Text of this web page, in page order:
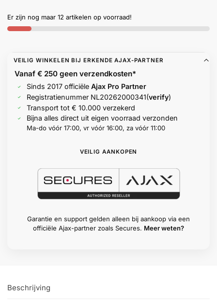
Er zijn nog maar 12 artikelen op voorraad!
VEILIG WINKELEN BIJ ERKENDE AJAX-PARTNER
Vanaf € 250 geenverzendkosten*
Sinds 2017 officiële Ajax Pro Partner
Registratienummer NL20262000341(verify)
Transport tot € 10.000 verzekerd
Bijna alles direct uit eigen voorraad verzonden
Ma-do vóór 17:00, vr vóór 16:00, za vóór 11:00
VEILIG AANKOPEN
Garantie en support gelden alleen bij aankoop via een
officiële Ajax-partner zoals Secures. Meer weten?
Beschrijving